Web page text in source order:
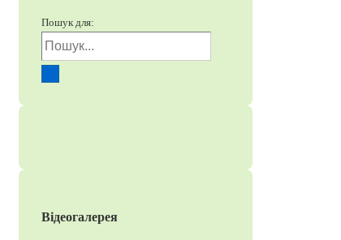
Пошук для:
Відеогалерея